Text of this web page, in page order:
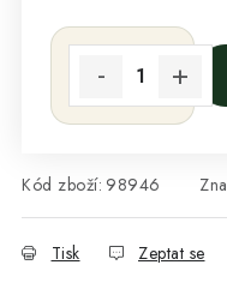
Kód zboží: 98946
Tisk Zeptat se